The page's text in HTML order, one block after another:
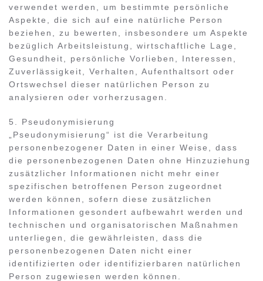
verwendet werden, um bestimmte persönliche
Aspekte, die sich auf eine natürliche Person
beziehen, zu bewerten, insbesondere um Aspekte
bezüglich Arbeitsleistung, wirtschaftliche Lage,
Gesundheit, persönliche Vorlieben, Interessen,
Zuverlässigkeit, Verhalten, Aufenthaltsort oder
Ortswechsel dieser natürlichen Person zu
analysieren oder vorherzusagen.
5. Pseudonymisierung
„Pseudonymisierung“ ist die Verarbeitung
personenbezogener Daten in einer Weise, dass
die personenbezogenen Daten ohne Hinzuziehung
zusätzlicher Informationen nicht mehr einer
spezifischen betroffenen Person zugeordnet
werden können, sofern diese zusätzlichen
Informationen gesondert aufbewahrt werden und
technischen und organisatorischen Maßnahmen
unterliegen, die gewährleisten, dass die
personenbezogenen Daten nicht einer
identifizierten oder identifizierbaren natürlichen
Person zugewiesen werden können.